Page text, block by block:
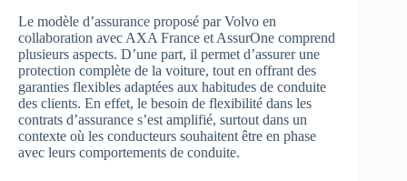
Le modèle d’assurance proposé par Volvo en
collaboration avec AXA France et AssurOne comprend
plusieurs aspects. D’une part, il permet d’assurer une
protection complète de la voiture, tout en offrant des
garanties flexibles adaptées aux habitudes de conduite
des clients. En effet, le besoin de flexibilité dans les
contrats d’assurance s’est amplifié, surtout dans un
contexte où les conducteurs souhaitent être en phase
avec leurs comportements de conduite.